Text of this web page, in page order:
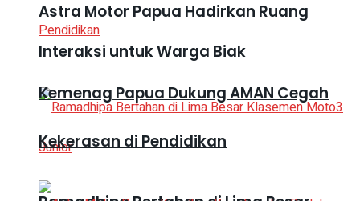
Astra Motor Papua Hadirkan Ruang
Interaksi untuk Warga Biak
Kemenag Papua Dukung AMAN Cegah
Kekerasan di Pendidikan